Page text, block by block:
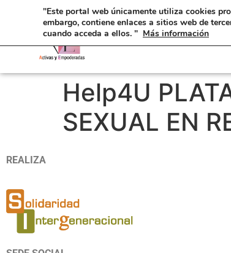
Help4U
SEXUAL EN
REALIZA
"Este portal web únicamente utiliza cookies
embargo, contiene enlaces a sitios web de
cuando acceda a ellos. " Más información